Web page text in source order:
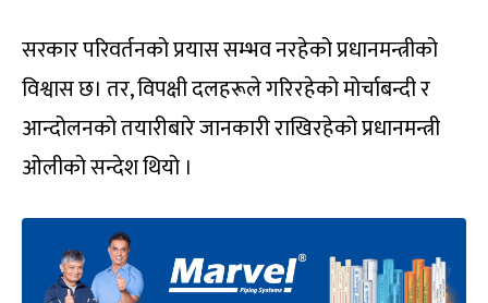
सरकार परिवर्तनको प्रयास सम्भव नरहेको प्रधानमन्त्रीको
विश्वास छ। तर, विपक्षी दलहरूले गरिरहेको मोर्चाबन्दी र
आन्दोलनको तयारीबारे जानकारी राखिरहेको प्रधानमन्त्री
ओलीको सन्देश थियो ।